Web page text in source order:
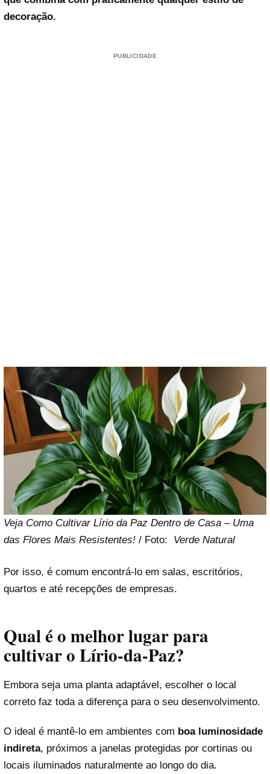
decoração.
PUBLICIDADE
Veja Como Cultivar Lírio da Paz Dentro de Casa – Uma
das Flores Mais Resistentes! / Foto: Verde Natural
Por isso, é comum encontrá-lo em salas, escritórios,
quartos e até recepções de empresas.
Qual é o melhor lugar para
cultivar o Lírio-da-Paz?
Embora seja uma planta adaptável, escolher o local
correto faz toda a diferença para o seu desenvolvimento.
O ideal é mantê-lo em ambientes com boa luminosidade
indireta, próximos a janelas protegidas por cortinas ou
locais iluminados naturalmente ao longo do dia.